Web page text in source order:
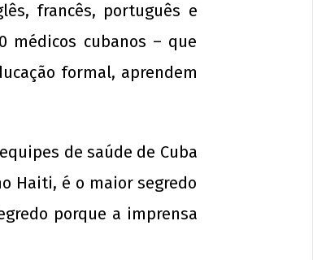
francês, português e
médicos cubanos – que
formal, aprendem
de saúde de Cuba
Haiti, é o maior segredo
porque a imprensa